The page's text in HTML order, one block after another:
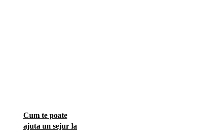
Cum te poate
ajuta un sejur la